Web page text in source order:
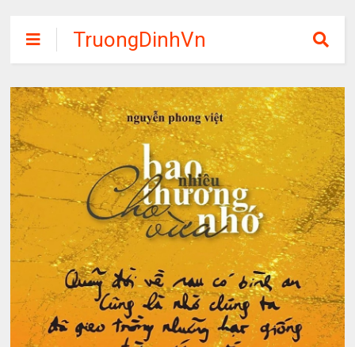
TruongDinhVn
Chia sẽ ebook,
các khóa học,
phần mềm học
tập miễn phí